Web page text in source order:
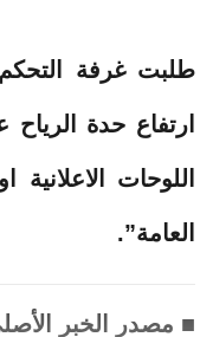
طلبت غرفة التحكم
ارتفاع حدة الرياح
اللوحات
العامة”.
■ مصدر الخبر